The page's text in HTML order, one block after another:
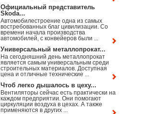
Официальный представитель
Skoda...
Автомобилестроение одна из самых
востребованных благ цивилизации. Со
времени начала производства
автомобилей, с конвейеров были ...
Универсальный металлопрокат...
На сегодняшний день металлопрокат
является самым универсальным среди
строительных материалов. Доступная
цена и отличные технические ...
Чтоб легко дышалось в цеху...
Вентиляторы сейчас есть практически на
каждом предприятии. Они помогают
циркуляции воздуха в цехах. А также
применяются в других ...